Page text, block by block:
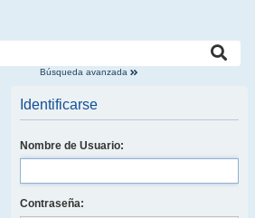
Búsqueda avanzada
Identificarse
Nombre de Usuario:
Contraseña: